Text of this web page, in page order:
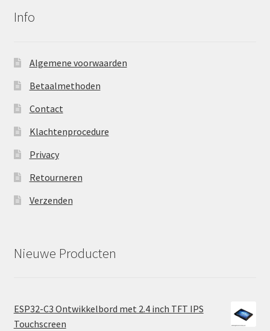
Info
Algemene voorwaarden
Betaalmethoden
Contact
Klachtenprocedure
Privacy
Retourneren
Verzenden
Nieuwe Producten
ESP32-C3 Ontwikkelbord met 2.4 inch TFT IPS
Touchscreen